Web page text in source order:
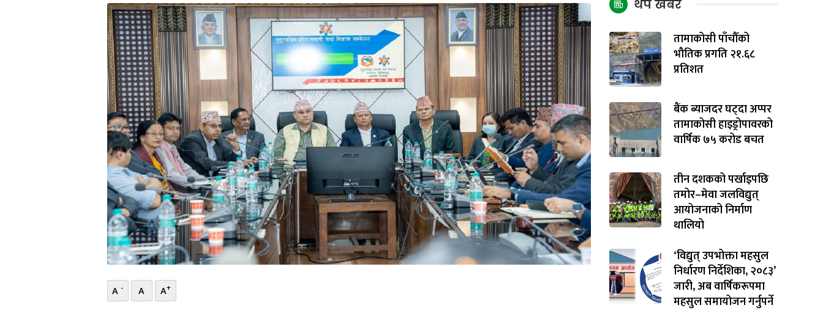
A - A A+
थप खबर
तामाकोसी पाँचौँको
भौतिक प्रगति २१.६८
प्रतिशत
बैंक ब्याजदर घट्दा अप्पर
तामाकोसी हाइड्रोपावरको
वार्षिक ७५ करोड बचत
तीन दशकको पर्खाइपछि
तमोर–मेवा जलविद्युत्
आयोजनाको निर्माण
थालियो
‘विद्युत् उपभोक्ता महसुल
निर्धारण निर्देशिका, २०८३’
जारी, अब वार्षिकरूपमा
महसुल समायोजन गर्नुपर्ने